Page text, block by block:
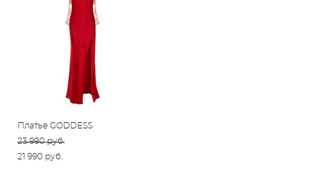
Платье GODDESS
23 990 pуб.
21 990 pуб.